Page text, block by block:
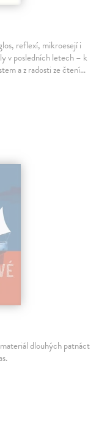
reflexí, mikroesejí i
v posledních letech – k
a z radosti ze čtení…
dlouhých patnáct